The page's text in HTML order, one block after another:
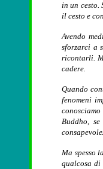
in un cesto.
il cesto e
Avendo
sforzarci a
ricontarli.
cadere.
Quando
fenomeni
Buddho,
Ma spesso
qualcosa di